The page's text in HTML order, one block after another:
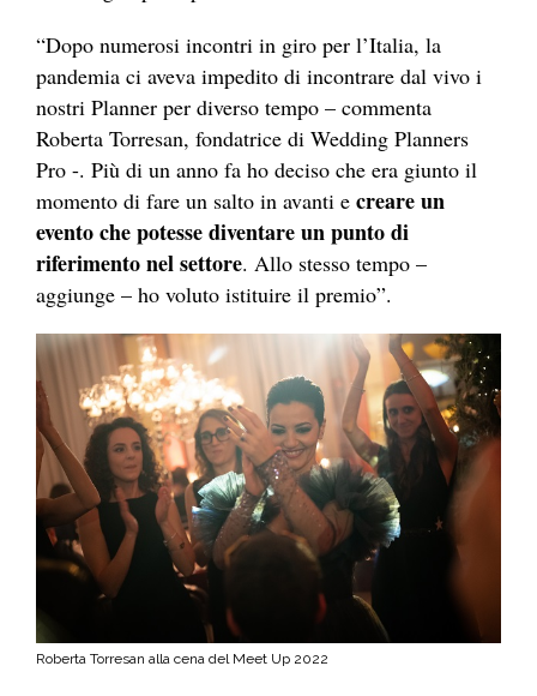
“Dopo numerosi incontri in giro per l’Italia, la
pandemia ci aveva impedito di incontrare dal vivo i
nostri Planner per diverso tempo – commenta
Roberta Torresan, fondatrice di Wedding Planners
Pro -. Più di un anno fa ho deciso che era giunto il
momento di fare un salto in avanti e creare un
evento che potesse diventare un punto di
riferimento nel settore. Allo stesso tempo –
aggiunge – ho voluto istituire il premio”.
Roberta Torresan alla cena del Meet Up 2022